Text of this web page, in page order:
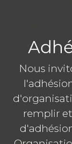
Nous
remplir